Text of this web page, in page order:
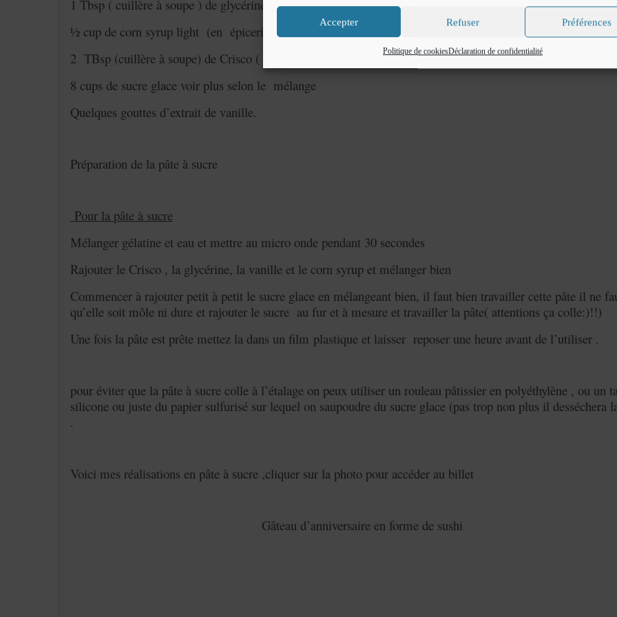
Accepter Refuser Préférences
Politique de cookiesDéclaration de confidentialité
1 Tbsp ( cuillère à soupe ) de glycérine( se vend en pharmacie)
½ cup de corn syrup light (en épiceries américaines)
2 TBsp (cuillère à soupe) de Crisco ( épicerie américaine)
8 cups de sucre glace voir plus selon le mélange
Quelques gouttes d’extrait de vanille.
Préparation de la pâte à sucre
Pour la pâte à sucre
Mélanger gélatine et eau et mettre au micro onde pendant 30 secondes
Rajouter le Crisco , la glycérine, la vanille et le corn syrup et mélanger bien
Commencer à rajouter petit à petit le sucre glace en mélangeant bien, il faut bien travailler cette pâte il ne
qu’elle soit môle ni dure et rajouter le sucre au fur et à mesure et travailler la pâte( attentions ça colle:)!!)
Une fois la pâte est prête mettez la dans un film plastique et laisser reposer une heure avant de l’utiliser .
pour éviter que la pâte à sucre colle à l’étalage on peux utiliser un rouleau pâtissier en polyéthylène , ou un
silicone ou juste du papier sulfurisé sur lequel on saupoudre du sucre glace (pas trop non plus il desséchera
.
Voici mes réalisations en pâte à sucre ,cliquer sur la photo pour accéder au billet
Gâteau d’anniversaire en forme de sushi